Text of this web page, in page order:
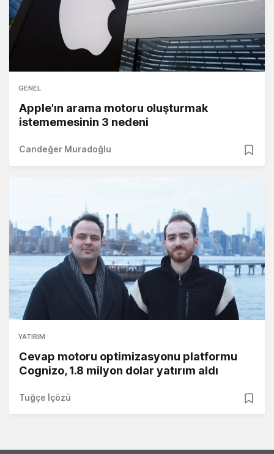
GENEL
Apple'ın arama motoru oluşturmak
istememesinin 3 nedeni
Candeğer Muradoğlu
YATIRIM
Cevap motoru optimizasyonu platformu
Cognizo, 1.8 milyon dolar yatırım aldı
Tuğçe İçözü